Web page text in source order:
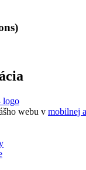
webu v mobilnej